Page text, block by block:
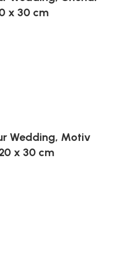
x 30 cm
Wedding, Motiv
x 30 cm